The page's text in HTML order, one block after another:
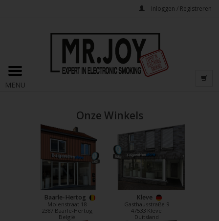
Inloggen / Registreren
MENU
Onze Winkels
Baarle-Hertog
Molenstraat 18
2387 Baarle-Hertog
België
Kleve
Gasthausstraße 9
47533 Kleve
Duitsland